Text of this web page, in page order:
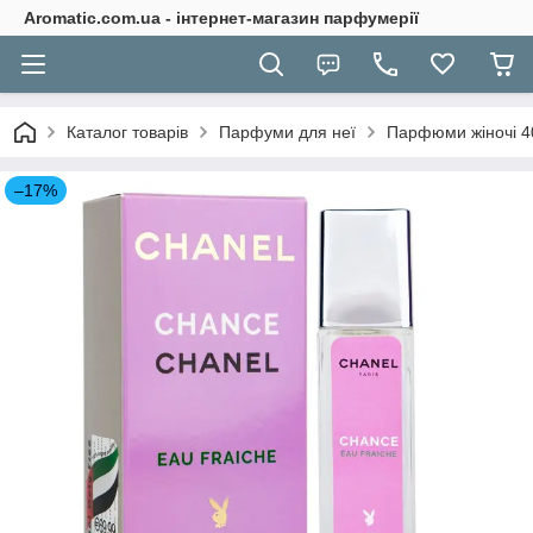
Aromatic.com.ua - інтернет-магазин парфумерії
Каталог товарів Парфуми для неї Парфюми жіночі
–17%